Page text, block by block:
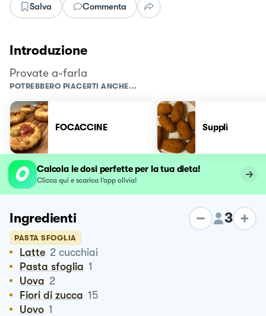
Salva Commenta
Introduzione
Provate a-farla
POTREBBERO PIACERTI ANCHE...
FOCACCINE Supplì
Calcola le dosi perfette per la tua dieta!
Clicca qui e scarica l’app olivia!
Ingredienti 3
PASTA SFOGLIA
Latte 2 cucchiai
Pasta sfoglia 1
Uova 2
Fiori di zucca 15
Uovo 1